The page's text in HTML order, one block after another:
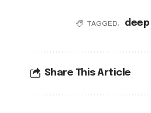
TAGGED: deep
Share This Article